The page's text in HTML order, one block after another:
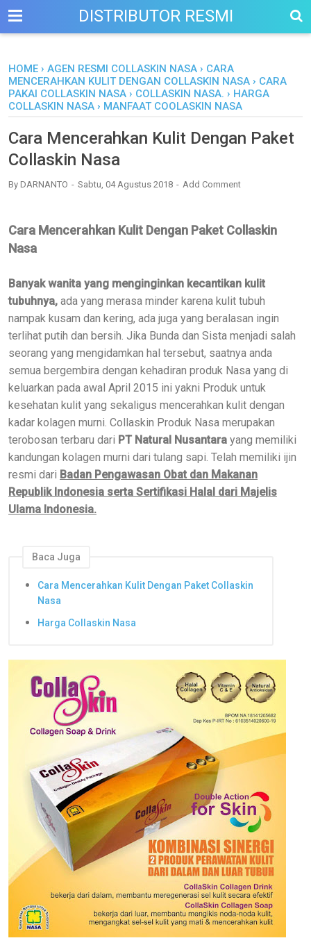
DISTRIBUTOR RESMI
HOME › AGEN RESMI COLLASKIN NASA › CARA
MENCERAHKAN KULIT DENGAN COLLASKIN NASA › CARA
PAKAI COLLASKIN NASA › COLLASKIN NASA. › HARGA
COLLASKIN NASA › MANFAAT COOLASKIN NASA
Cara Mencerahkan Kulit Dengan Paket
Collaskin Nasa
By DARNANTO Sabtu, 04 Agustus 2018 Add Comment
Cara Mencerahkan Kulit Dengan Paket Collaskin
Nasa
Banyak wanita yang menginginkan kecantikan kulit
tubuhnya, ada yang merasa minder karena kulit tubuh
nampak kusam dan kering, ada juga yang beralasan ingin
terlihat putih dan bersih. Jika Bunda dan Sista menjadi salah
seorang yang mengidamkan hal tersebut, saatnya anda
semua bergembira dengan kehadiran produk Nasa yang di
keluarkan pada awal April 2015 ini yakni Produk untuk
kesehatan kulit yang sekaligus mencerahkan kulit dengan
kadar kolagen murni. Collaskin Produk Nasa merupakan
terobosan terbaru dari PT Natural Nusantara yang memiliki
kandungan kolagen murni dari tulang sapi. Telah memiliki ijin
resmi dari Badan Pengawasan Obat dan Makanan
Republik Indonesia serta Sertifikasi Halal dari Majelis
Ulama Indonesia.
Baca Juga
Cara Mencerahkan Kulit Dengan Paket Collaskin
Nasa
Harga Collaskin Nasa